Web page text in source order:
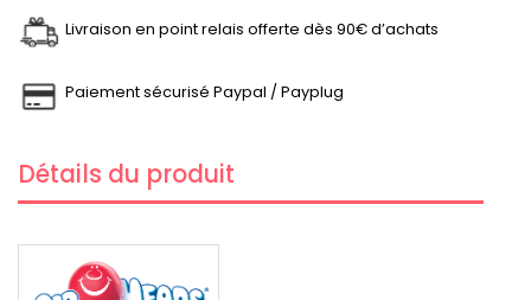
Livraison en point relais offerte dès 90€ d’achats
Paiement sécurisé Paypal / Payplug
Détails du produit